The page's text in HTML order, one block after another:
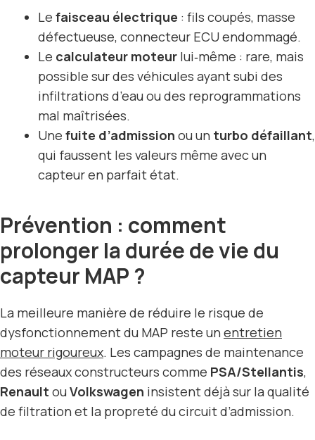
Le faisceau électrique : fils coupés, masse
défectueuse, connecteur ECU endommagé.
Le calculateur moteur lui‑même : rare, mais
possible sur des véhicules ayant subi des
infiltrations d’eau ou des reprogrammations
mal maîtrisées.
Une fuite d’admission ou un turbo défaillant,
qui faussent les valeurs même avec un
capteur en parfait état.
Prévention : comment
prolonger la durée de vie du
capteur MAP ?
La meilleure manière de réduire le risque de
dysfonctionnement du MAP reste un entretien
moteur rigoureux. Les campagnes de maintenance
des réseaux constructeurs comme PSA/Stellantis,
Renault ou Volkswagen insistent déjà sur la qualité
de filtration et la propreté du circuit d’admission.